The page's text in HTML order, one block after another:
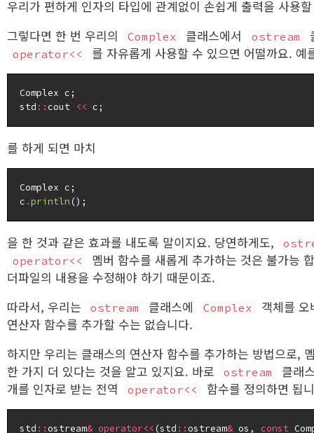
우리가 편하게 인자의 타입에 관계없이 손쉽게 출력을 사용
그렇다면 한 번 우리의
Complex 클래스에서 ostream
operator<< 를 자유롭게 사용할 수 있으면 어떨까요. 예
Complex c;
std ::cout <<
를 하게 되면 마치
Complex c;
c .println
을 한 것과 같은 효과를 내도록 말이지요. 당연하게도,
operator<<
멤버 함수를 새롭게 추가하는 것은 불가능
더파일의 내용을 수정해야 하기 때문이죠.
따라서, 우리는
ostream 클래스에 Complex
객체를
연산자 함수를 추가할 수는 없습니다.
하지만 우리는 클래스의 연산자 함수를 추가하는 방법으로,
한 가지 더 있다는 것을 알고 있지요. 바로
ostream
클래
개를 인자로 받는 전역
operator<< 함수를 정의하면 됩
std ::ostream& operator<< (std ::ostream& os, const